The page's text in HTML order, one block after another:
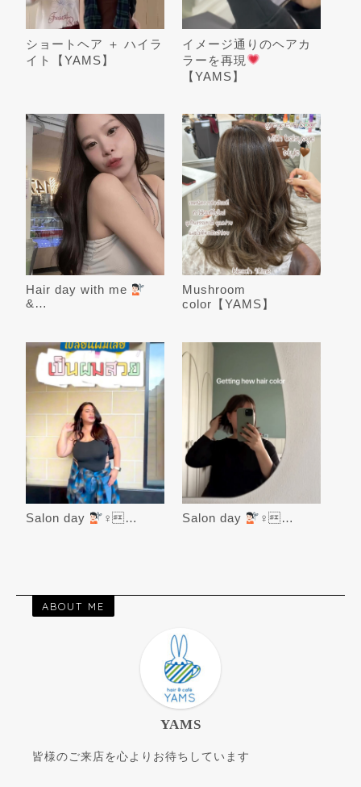
ショートヘア ＋ ハイラ
イト【YAMS】
イメージ通りのヘアカ
ラーを再現
【YAMS】
Hair day with me
‍&…
Mushroom
color【YAMS】
Salon day ‍♀… Salon day ‍♀…
ABOUT ME
YAMS
皆様のご来店を心よりお待ちしています